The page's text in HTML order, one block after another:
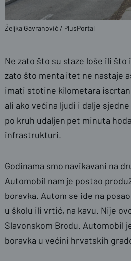
Željka Gavranović / PlusPortal
Ne zato što su staze loše ili što
zato što mentalitet ne nastaje
imati stotine kilometara
ali ako većina ljudi i dalje
po kruh udaljen pet minuta
infrastrukturi.
Godinama smo navikavani na
Automobil nam je postao
boravka. Autom se ide na
u školu ili vrtić, na kavu. Nije
Slavonskom Brodu. Automobil
boravka u većini hrvatskih